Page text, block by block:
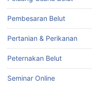
Pembesaran Belut
Pertanian & Perikanan
Peternakan Belut
Seminar Online